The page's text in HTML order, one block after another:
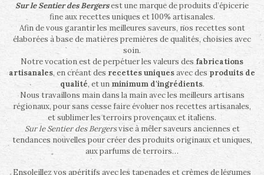
Sur le Sentier des Bergersest une marque de produits d’épicerie
fine aux recettes uniques et 100% artisanales.
Afin de vous garantir les meilleures saveurs, nos recettes sont
élaborées à base de matières premières de qualités, choisies avec
soin.
Notre vocation est de perpétuer les valeurs des fabrications
artisanales, en créant des recettes uniquesavec des produits de
qualité, et un minimum d'ingrédients.
Nous travaillons main dans la main avec les meilleurs artisans
régionaux, pour sans cesse faire évoluer nos recettes artisanales,
et sublimer les terroirs provençaux et italiens.
Sur le Sentier des Bergersvise à mêler saveurs anciennes et
tendances nouvelles pour créer des produits originaux et uniques,
aux parfums de terroirs…
Ensoleillez vos apéritifs avec les tapenades et crèmes de légumes